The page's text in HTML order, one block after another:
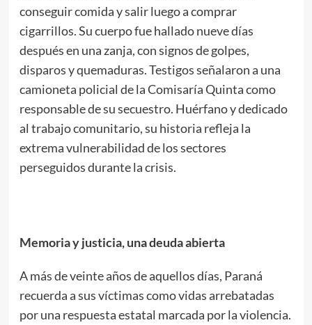
conseguir comida y salir luego a comprar
cigarrillos. Su cuerpo fue hallado nueve días
después en una zanja, con signos de golpes,
disparos y quemaduras. Testigos señalaron a una
camioneta policial de la Comisaría Quinta como
responsable de su secuestro. Huérfano y dedicado
al trabajo comunitario, su historia refleja la
extrema vulnerabilidad de los sectores
perseguidos durante la crisis.
Memoria y justicia, una deuda abierta
A más de veinte años de aquellos días, Paraná
recuerda a sus víctimas como vidas arrebatadas
por una respuesta estatal marcada por la violencia.